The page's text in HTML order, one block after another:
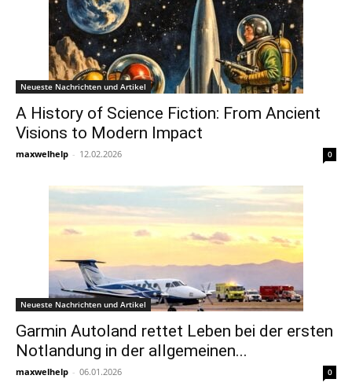
Neueste Nachrichten und Artikel
A History of Science Fiction: From Ancient
Visions to Modern Impact
maxwelhelp - 12.02.2026 0
Neueste Nachrichten und Artikel
Garmin Autoland rettet Leben bei der ersten
Notlandung in der allgemeinen...
maxwelhelp - 06.01.2026 0